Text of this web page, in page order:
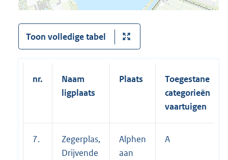
Toon volledige tabel
nr.
Naam
ligplaats
Plaats
Toegestane
categorieën
vaartuigen
7.
Zegerplas,
Drijvende
Alphen
aan
A